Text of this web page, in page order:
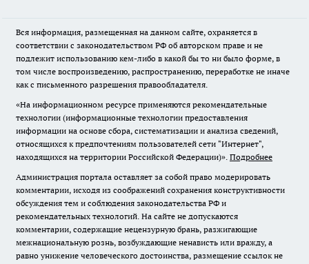
Вся информация, размещенная на данном сайте, охраняется в
соответствии с законодательством РФ об авторском праве и не
подлежит использованию кем-либо в какой бы то ни было форме, в
том числе воспроизведению, распространению, переработке не иначе
как с письменного разрешения правообладателя.
«На информационном ресурсе применяются рекомендательные
технологии (информационные технологии предоставления
информации на основе сбора, систематизации и анализа сведений,
относящихся к предпочтениям пользователей сети "Интернет",
находящихся на территории Российской Федерации)». Подробнее
Администрация портала оставляет за собой право модерировать
комментарии, исходя из соображений сохранения конструктивности
обсуждения тем и соблюдения законодательства РФ и
рекомендательных технологий. На сайте не допускаются
комментарии, содержащие нецензурную брань, разжигающие
межнациональную рознь, возбуждающие ненависть или вражду, а
равно унижение человеческого достоинства, размещение ссылок не